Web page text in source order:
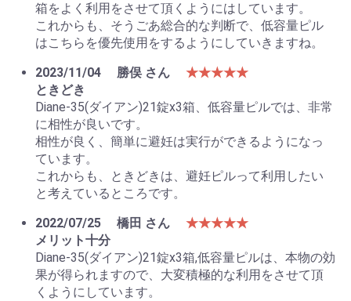
箱をよく利用をさせて頂くようにはしています。
これからも、そうごあ総合的な判断で、低容量ピル
はこちらを優先使用をするようにしていきますね。
2023/11/04
勝俣 さん
★★★★★
ときどき
Diane-35(ダイアン)21錠x3箱、低容量ピルでは、非常
に相性が良いです。
相性が良く、簡単に避妊は実行ができるようになっ
ています。
これからも、ときどきは、避妊ピルって利用したい
と考えているところです。
2022/07/25
橋田 さん
★★★★★
メリット十分
Diane-35(ダイアン)21錠x3箱,低容量ピルは、本物の効
果が得られますので、大変積極的な利用をさせて頂
くようにしています。